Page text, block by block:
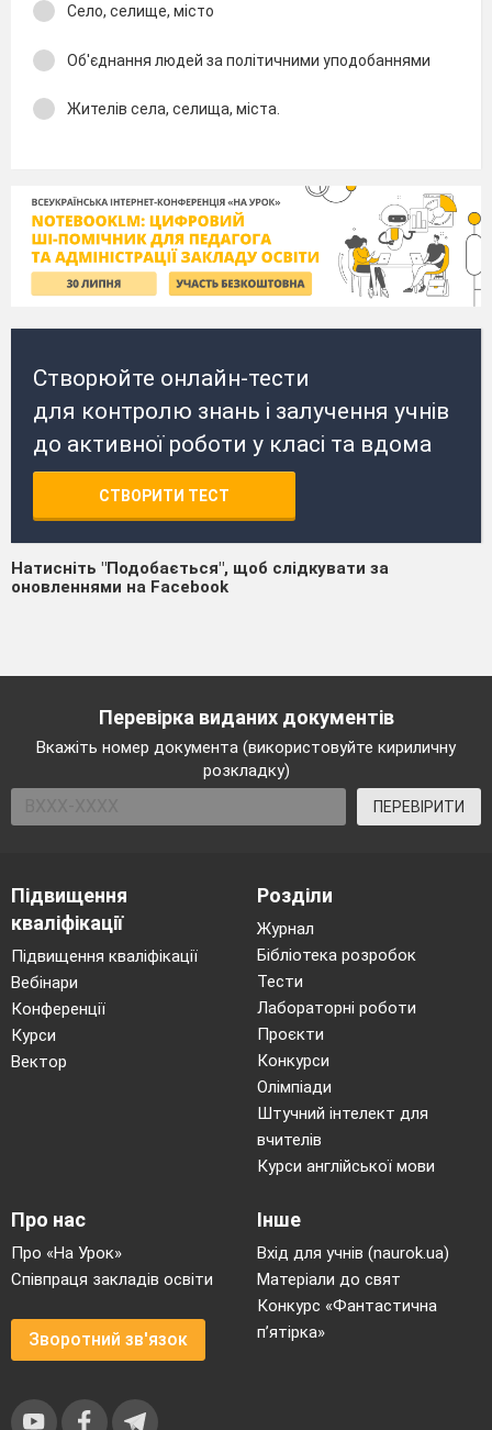
Село, селище, місто
Об'єднання людей за політичними уподобаннями
Жителів села, селища, міста.
Створюйте онлайн-тести
для контролю знань і залучення учнів
до активної роботи у класі та вдома
СТВОРИТИ ТЕСТ
Натисніть "Подобається", щоб слідкувати за
оновленнями на Facebook
Перевірка виданих документів
Вкажіть номер документа (використовуйте кириличну
розкладку)
ПЕРЕВІРИТИ
Підвищення
кваліфікації
Підвищення кваліфікації
Вебінари
Конференції
Курси
Вектор
Розділи
Журнал
Бібліотека розробок
Тести
Лабораторні роботи
Проєкти
Конкурси
Олімпіади
Штучний інтелект для
вчителів
Курси англійської мови
Про нас
Про «На Урок»
Співпраця закладів освіти
Зворотний зв'язок
Інше
Вхід для учнів (naurok.ua)
Матеріали до свят
Конкурс «Фантастична
п’ятірка»